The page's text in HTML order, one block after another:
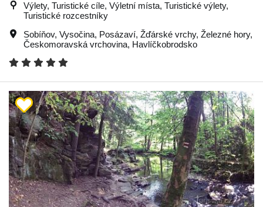
Výlety, Turistické cíle, Výletní místa, Turistické výlety,
Turistické rozcestníky
Sobíňov, Vysočina, Posázaví, Žďárské vrchy, Železné hory,
Českomoravská vrchovina, Havlíčkobrodsko